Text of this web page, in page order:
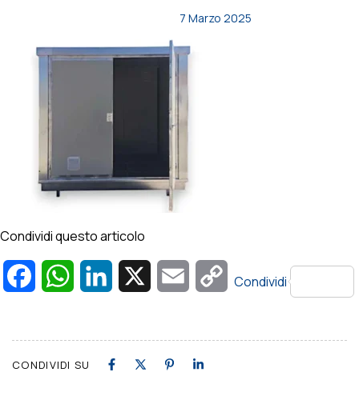
7 Marzo 2025
Condividi questo articolo
FacebookWhatsAppLinkedIn Email
Copy
Condividi
CONDIVIDI SU